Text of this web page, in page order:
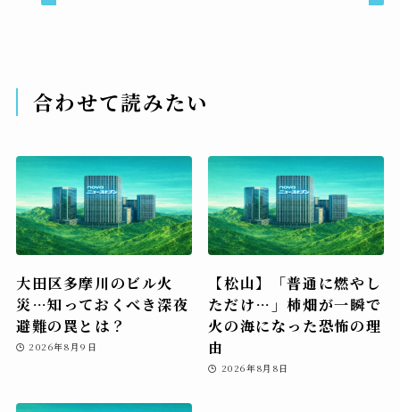
合わせて読みたい
大田区多摩川のビル火
災…知っておくべき深夜
避難の罠とは？
2026年8月9日
【松山】「普通に燃やし
ただけ…」柿畑が一瞬で
火の海になった恐怖の理
由
2026年8月8日